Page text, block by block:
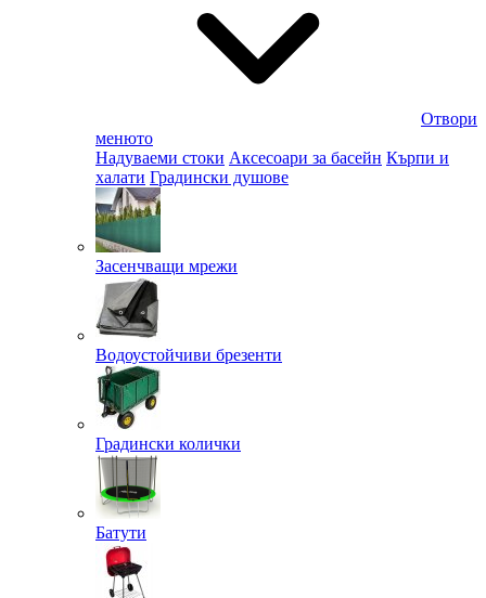
Отвори
менюто
Надуваеми стоки Аксесоари за басейн Кърпи и
халати Градински душове
Засенчващи мрежи
Водоустойчиви брезенти
Градински колички
Батути